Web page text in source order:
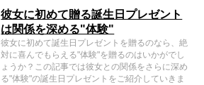
彼女に初めて贈る誕生日プレゼント
は関係を深める"体験"
彼女に初めて誕生日プレゼントを贈るのなら、絶
対に喜んでもらえる"体験"を贈るのはいかがでし
ょうか？この記事では彼女との関係をさらに深め
る"体験"の誕生日プレゼントをご紹介していきま